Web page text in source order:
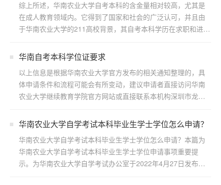
综上所述，华南农业大学自考本科的含金量相对较高，尤其是
在成人教育领域内。它得到了国家和社会的广泛认可，并且由
于华南农业大学的211高校背景，其自考本科学历在求职和进一
华南自考本科学位证要求
以上信息是根据华南农业大学官方发布的相关通知整理的，具
体申请条件和流程可能会有所变动，建议申请者直接访问华南
农业大学继续教育学院官方网站或直接联系本机构深圳市龙岗
华南农业大学自学考试本科毕业生学士学位怎么申请？
华南农业大学自学考试本科毕业生学士学位怎么申请？本篇为
华南农业大学自学考试本科毕业生学士学位申请事项重要提
示。为华南农业大学自学考试办公室于2022年4月27日发布，